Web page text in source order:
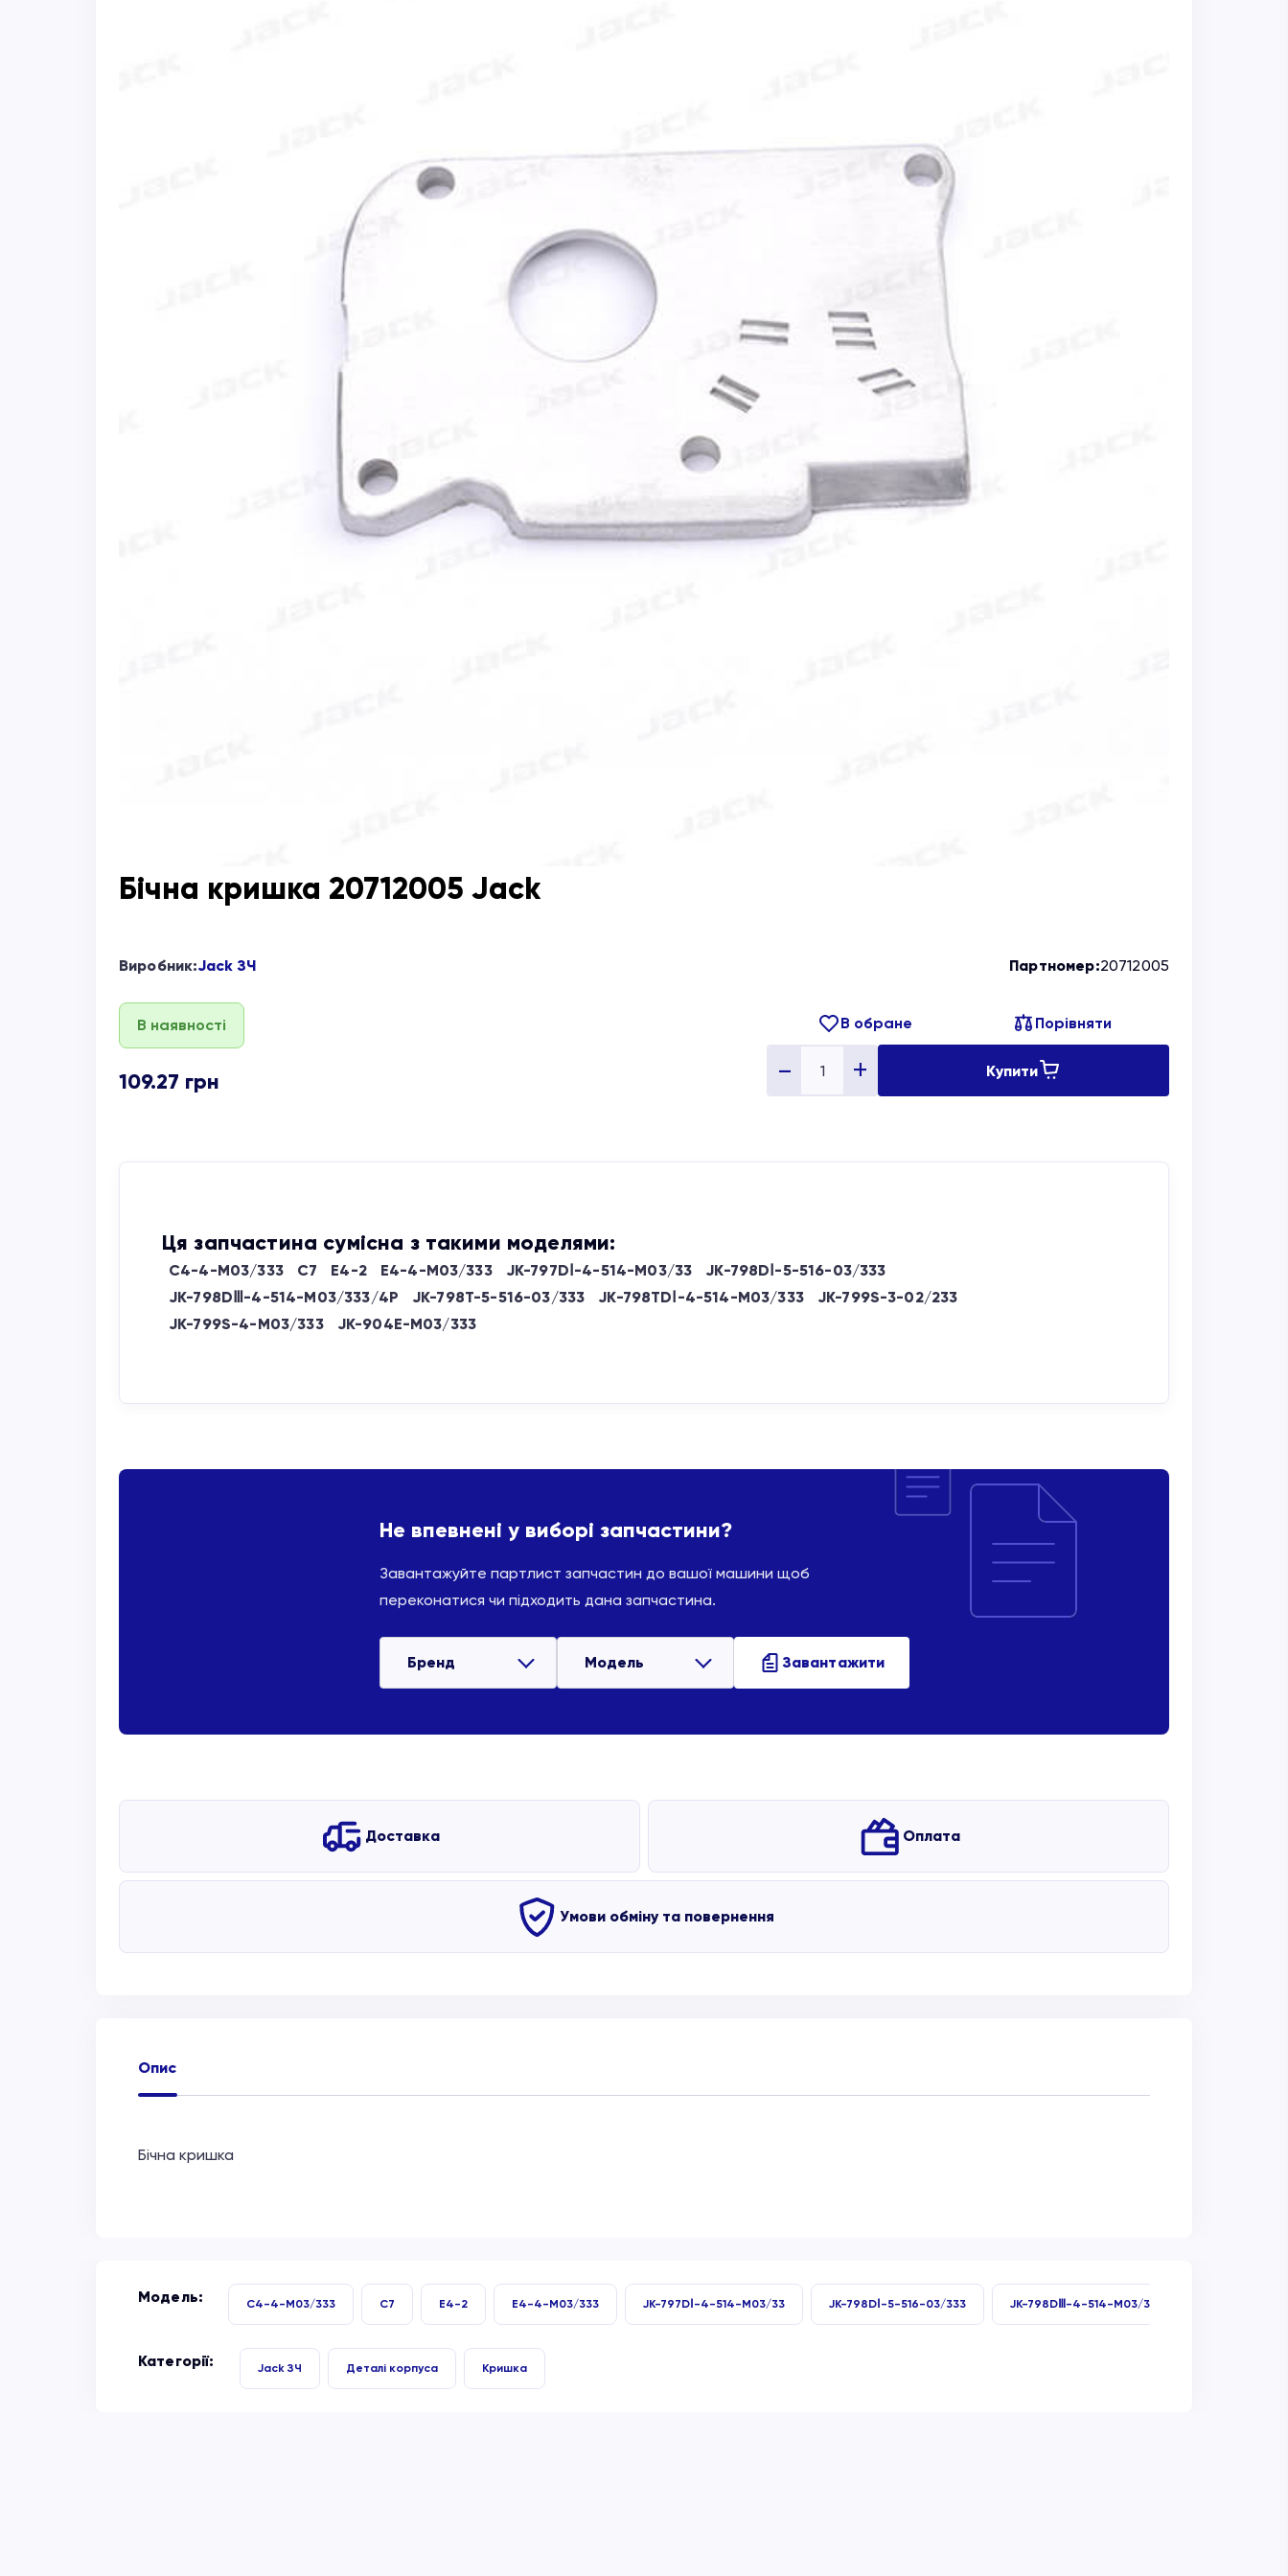
Бічна кришка 20712005 Jack
Виробник:Jack ЗЧ Партномер:20712005
В наявності
109.27 грн
В обране Порівняти
Quantity
Купити
Ця запчастина сумісна з такими моделями:
C4-4-M03/333 C7 E4-2 E4-4-M03/333 JK-797DⅠ-4-514-M03/33
JK-798DⅠ-5-516-03/333
JK-798DⅢ-4-514-M03/333/4P
JK-798T-5-516-03/333 JK-798TDⅠ-4-514-M03/333
JK-799S-3-02/233
JK-799S-4-M03/333
JK-904E-M03/333
Не впевнені у виборі запчастини?
Завантажуйте партлист запчастин до вашої машини щоб
переконатися чи підходить дана запчастина.
Бренд Модель Завантажити
Доставка Оплата
Умови обміну та повернення
Опис
Бічна кришка
Модель: C4-4-M03/333 C7 E4-2 E4-4-M03/333 JK-797DⅠ-4-514-M03/33 JK-798DⅠ-5-516-03/333 JK-798DⅢ-4-514-M03/333/4P
Категорії: Jack ЗЧ Деталі корпуса Кришка